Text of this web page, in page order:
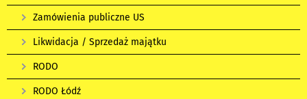
Zamówienia publiczne US
Likwidacja / Sprzedaż majątku
RODO
RODO Łódź